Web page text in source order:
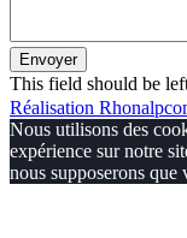
Envoyer
This field should be
Réalisation
Nous utilisons des
expérience sur notre
nous supposerons que